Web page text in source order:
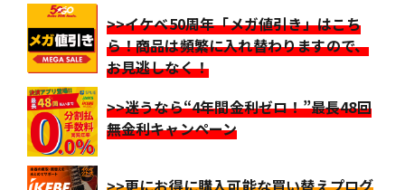
>>イケベ50周年「メガ値引き」はこち
ら！商品は頻繁に入れ替わりますので、
お見逃しなく！
>>迷うなら“4年間金利ゼロ！”最長48回
無金利キャンペーン
>>更にお得に購入可能な買い替えプログ